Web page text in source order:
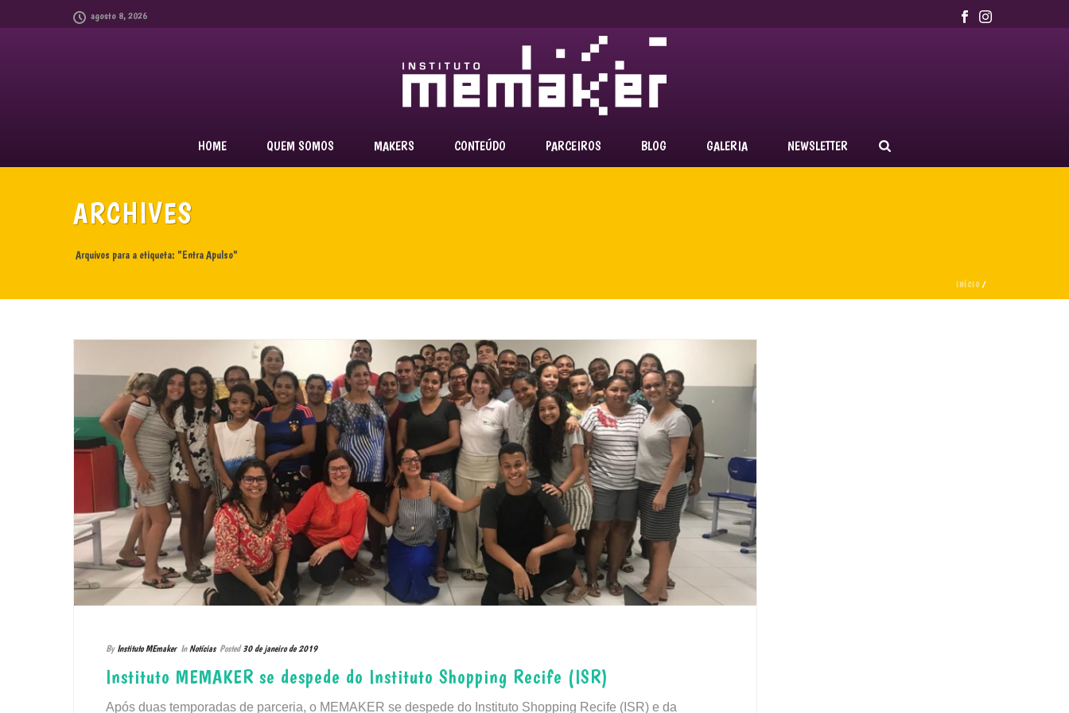
agosto 8, 2026
HOME QUEM SOMOS MAKERS CONTEÚDO PARCEIROS BLOG GALERIA NEWSLETTER
ARCHIVES
Arquivos para a etiqueta: "Entra Apulso"
INÍCIO /
By Instituto MEmaker In Notícias Posted 30 de janeiro de 2019
Instituto MEMAKER se despede do Instituto Shopping Recife (ISR)
Após duas temporadas de parceria, o MEMAKER se despede do Instituto Shopping Recife (ISR) e da